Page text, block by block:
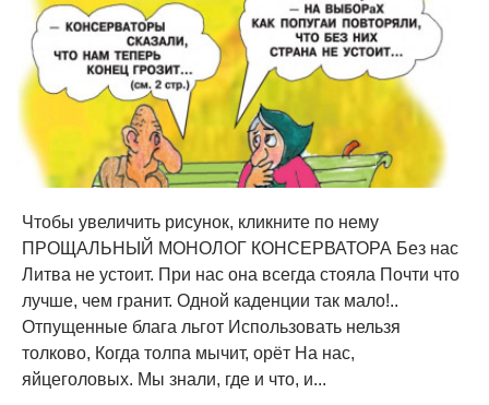
Чтобы увеличить рисунок, кликните по нему
ПРОЩАЛЬНЫЙ МОНОЛОГ КОНСЕРВАТОРА Без нас
Литва не устоит. При нас она всегда стояла Почти что
лучше, чем гранит. Одной каденции так мало!..
Отпущенные блага льгот Использовать нельзя
толково, Когда толпа мычит, орёт На нас,
яйцеголовых. Мы знали, где и что, и...